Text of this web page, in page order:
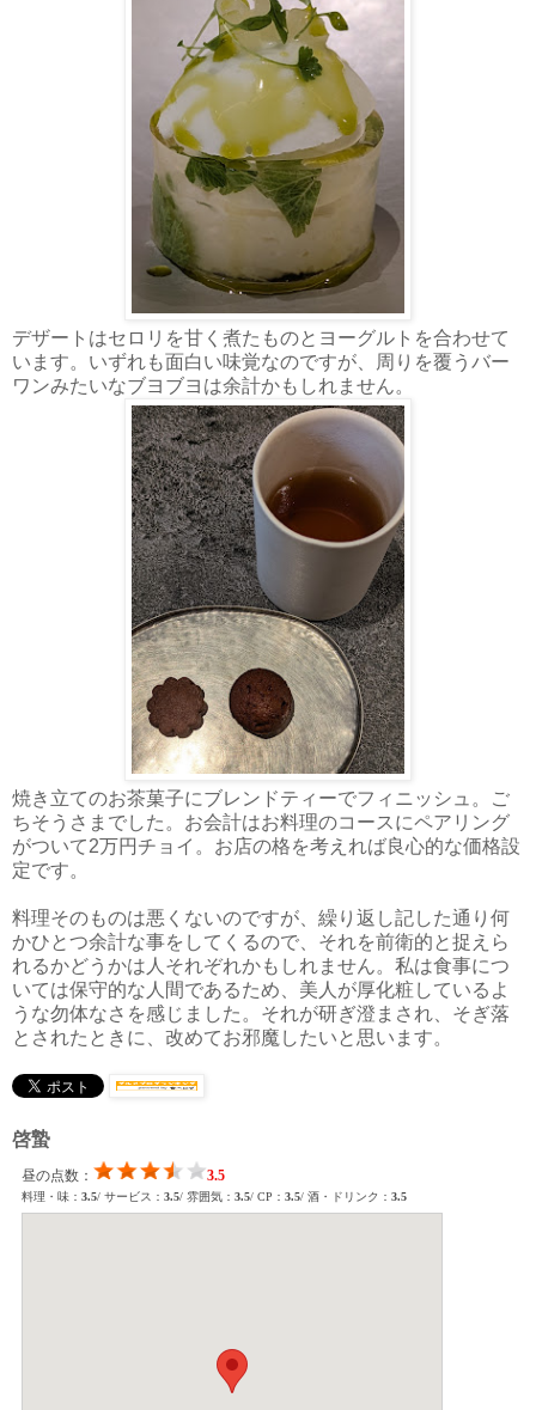
デザートはセロリを甘く煮たものとヨーグルトを合わせて
います。いずれも面白い味覚なのですが、周りを覆うバー
ワンみたいなブヨブヨは余計かもしれません。
焼き立てのお茶菓子にブレンドティーでフィニッシュ。ご
ちそうさまでした。お会計はお料理のコースにペアリング
がついて2万円チョイ。お店の格を考えれば良心的な価格設
定です。
料理そのものは悪くないのですが、繰り返し記した通り何
かひとつ余計な事をしてくるので、それを前衛的と捉えら
れるかどうかは人それぞれかもしれません。私は食事につ
いては保守的な人間であるため、美人が厚化粧しているよ
うな勿体なさを感じました。それが研ぎ澄まされ、そぎ落
とされたときに、改めてお邪魔したいと思います。
啓蟄